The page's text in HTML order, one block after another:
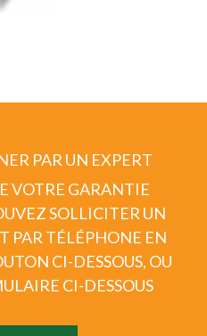
PAR UN EXPERT
VOTRE GARANTIE
SOLLICITER UN
PAR TÉLÉPHONE EN
CI-DESSOUS, OU
CI-DESSOUS